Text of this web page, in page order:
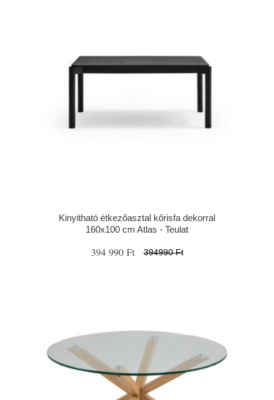
Kinyitható étkezőasztal kőrisfa dekorral
160x100 cm Atlas - Teulat
394 990 Ft 394990 Ft